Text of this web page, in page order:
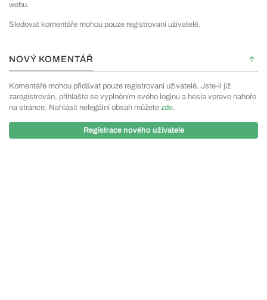
webu.
Sledovat komentáře mohou pouze registrovaní uživatelé.
NOVÝ KOMENTÁŘ
Komentáře mohou přidávat pouze registrovaní uživatelé. Jste-li již
zaregistrován, přihlašte se vyplněním svého loginu a hesla vpravo nahoře
na stránce. Nahlásit nelegální obsah můžete zde.
Registrace nového uživatele